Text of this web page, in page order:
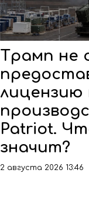
Трамп не
лицензию
Patriot.
значит?
2 августа 2026 13:46